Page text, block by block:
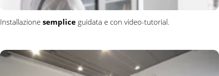
Installazione semplice guidata e con video-tutorial.